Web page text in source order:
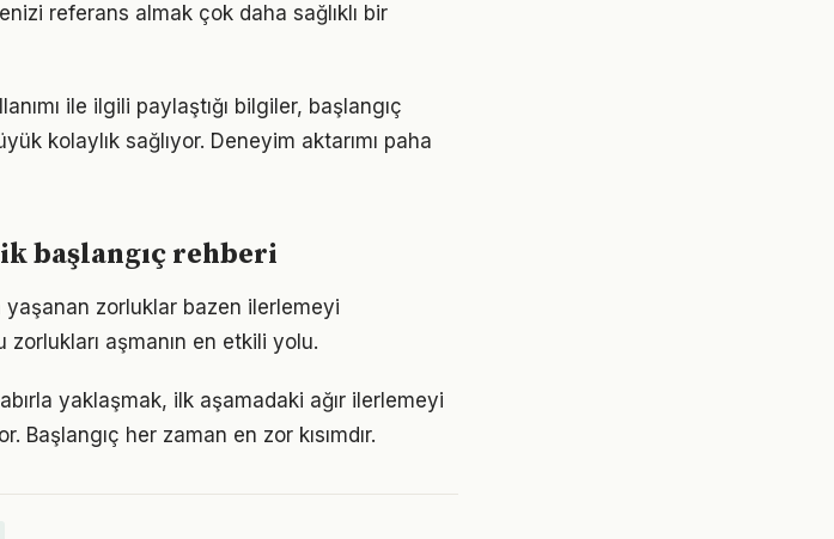
referans almak çok daha sağlıklı bir
ile ilgili paylaştığı bilgiler, başlangıç
kolaylık sağlıyor. Deneyim aktarımı paha
başlangıç rehberi
yaşanan zorluklar bazen ilerlemeyi
aşmanın en etkili yolu.
yaklaşmak, ilk aşamadaki ağır ilerlemeyi
her zaman en zor kısımdır.